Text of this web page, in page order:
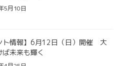
5月10日
ト情報】6月12日（日）開催 大
未来も輝く